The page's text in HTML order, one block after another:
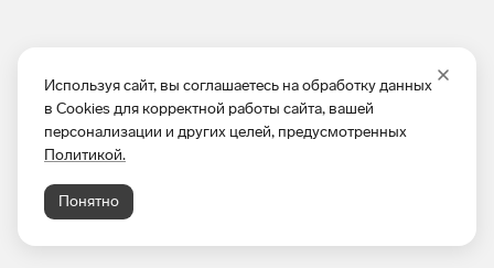
Используя сайт, вы соглашаетесь на обработку данных
в Cookies для корректной работы сайта, вашей
персонализации и других целей, предусмотренных
Политикой.
Понятно